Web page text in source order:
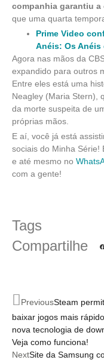
companhia garantiu
que uma quarta
Prime Video
Anéis: Os Anéis
Agora nas mãos da
expandido para outros
Entre eles está uma
Neagley (Maria Stern),
da morte suspeita de
próprias mãos.
E aí, você já está
sociais do Minha Série!
e até mesmo no
com a gente!
Tags
Compartilhe
PreviousSteam
baixar jogos mais
nova tecnologia de
Veja como funciona!
NextSite da Samsung